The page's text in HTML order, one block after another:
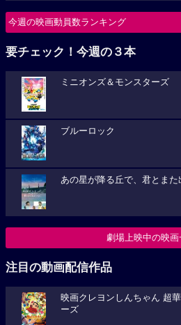
今週の映画動員数ランキング
要チェック！今週の３本
ミニオンズ＆モンスターズ
ブルーロック
あの星が降る丘で、君とまた
劇場上映中の映画
注目の動画配信作品
映画クレヨンしんちゃん 超
ーズ